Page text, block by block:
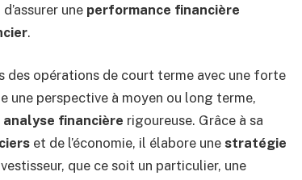
une performance financière
.
des opérations de court terme avec une forte
perspective à moyen ou long terme,
analyse financière rigoureuse. Grâce à sa
et de l’économie, il élabore une stratégie
que ce soit un particulier, une